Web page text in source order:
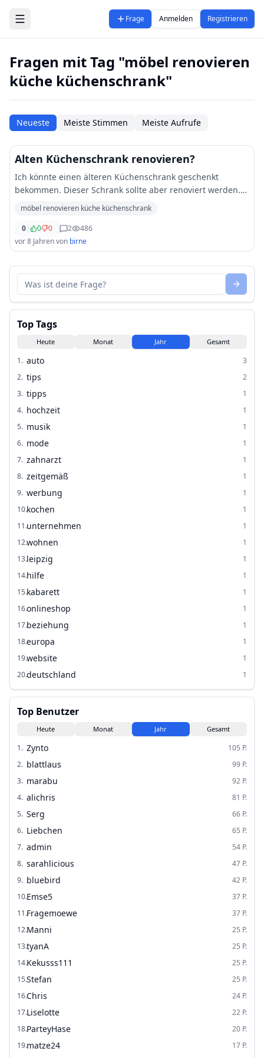
Zum Hauptinhalt springen
Frage Anmelden Registrieren
Fragen mit Tag "möbel renovieren
küche küchenschrank"
Neueste Meiste Stimmen Meiste Aufrufe
Alten Küchenschrank renovieren?
Ich könnte einen älteren Küchenschrank geschenkt
bekommen. Dieser Schrank sollte aber renoviert werden.
Ist es schwer alte Möbel zu renovieren?
möbel renovieren küche küchenschrank
0| 0 0 2
486
vor 8 Jahrenvon birne
Top Tags
Heute Monat Jahr Gesamt
1. auto
3
2. tips
2
3. tipps
1
4. hochzeit
1
5. musik
1
6. mode
1
7. zahnarzt
1
8. zeitgemäß
1
9. werbung
1
10.kochen
1
11.unternehmen
1
12.wohnen
1
13.leipzig
1
14.hilfe
1
15.kabarett
1
16.onlineshop
1
17.beziehung
1
18.europa
1
19.website
1
20.deutschland 1
Top Benutzer
Heute Monat Jahr Gesamt
1. Zynto 105 P.
2. blattlaus 99 P.
3. marabu 92 P.
4. alichris 81 P.
5. Serg 66 P.
6. Liebchen 65 P.
7. admin 54 P.
8. sarahlicious 47 P.
9. bluebird 42 P.
10.Emse5 37 P.
11.Fragemoewe 37 P.
12.Manni 25 P.
13.tyanA 25 P.
14.Kekusss111 25 P.
15.Stefan 25 P.
16.Chris 24 P.
17.Liselotte 22 P.
18.ParteyHase 20 P.
19.matze24 17 P.